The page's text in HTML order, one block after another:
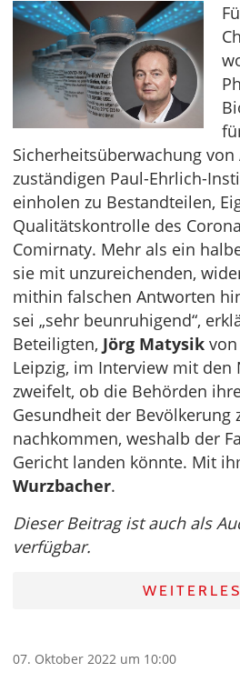
Sicherheitsüberwachung
zuständigen Paul-Ehrlich-
einholen zu Bestandteilen,
Qualitätskontrolle des
Comirnaty. Mehr als ein
sie mit unzureichenden,
mithin falschen Antworten
sei „sehr beunruhigend“,
Beteiligten, Jörg Matysik
Leipzig, im Interview mit den
zweifelt, ob die Behörden
Gesundheit der Bevölkerung
nachkommen, weshalb der
Gericht landen könnte. Mit
Wurzbacher.
Dieser Beitrag ist auch als
verfügbar.
07. Oktober 2022 um 10:00